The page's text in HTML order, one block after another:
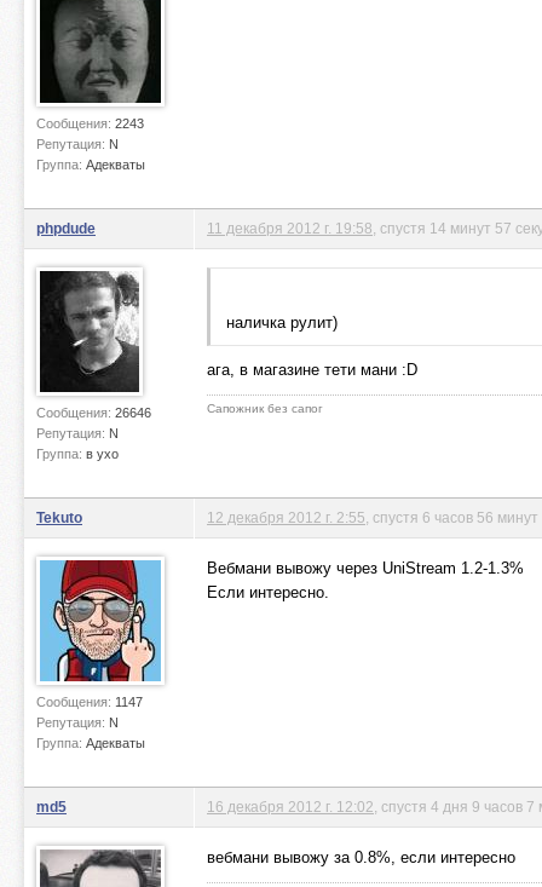
Сообщения: 2243
Репутация: N
Группа: Адекваты
phpdude
Сообщения: 26646
Репутация: N
Группа: в ухо
11 декабря 2012 г. 19:58 , спустя 14 минут 57
наличка рулит)
ага, в магазине тети мани :D
Сапожник без сапог
Tekuto
Сообщения: 1147
Репутация: N
Группа: Адекваты
12 декабря 2012 г. 2:55 , спустя 6 часов 56
Вебмани вывожу через UniStream 1.2-1.3%
Если интересно.
md5 16 декабря 2012 г. 12:02 , спустя 4 дня 9 часов 7
вебмани вывожу за 0.8%, если интересно